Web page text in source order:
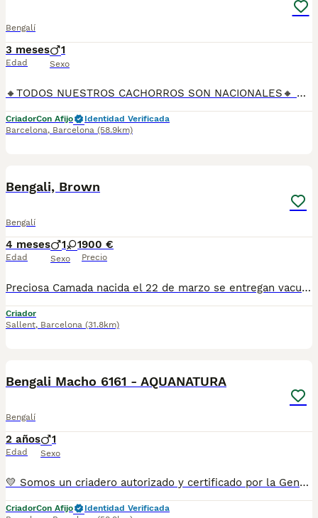
Bengalí
3 meses
Edad
1
Sexo
🔸TODOS NUESTROS CACHORROS SON NACIONALES🔸 Se entregan con sus vacunas, desparasitaciones internas y externas, microchip y su registro, cartilla sanitaria, contrato de garantías, toda su documentación legal y factura. ✅ Somos un criadero familiar autorizado y certificado por la Generalitat de Catalunya bajo el número de Núcleo Zoológico G25/00314. 💙 Con más de 30 años promoviendo la cría responsable. PARA MÁS INFORMACIÓN: ☎️ TIENDA 933095977 📱 CRIADERO 685878504 📱 WHATSAPP 674320847 🐶 Puedes conocer a los cachorros en persona (cita previa) 💻 Fotos y vídeos www.aquanatura.es 🚙 Hacemos envíos 💰 Financiamos 📌 Calle Roger de Flor 45, muy cerca del Arc de Triomf de Barcelona, de Lunes a Sábados. AQUANATURA
CriadorCon Afijo
Identidad Verificada
Barcelona, Barcelona (58.9km)
Bengali, Brown
Bengalí
4 meses
Edad
1 1
Sexo
900 €
Precio
Preciosa Camada nacida el 22 de marzo se entregan vacunados, desparasitado, revisión veterinaria, cartilla y chip y pedigrí. Se pueden ver sin ningún compromiso para más información. Contacte conmigo. Gracias
Criador
Sallent, Barcelona (31.8km)
Bengali Macho 6161 - AQUANATURA
Bengalí
2 años
Edad
1
Sexo
💛 Somos un criadero autorizado y certificado por la Generalitat de Catalunya. 📌 Estamos en la calle Roger de Flor 45, muy cerca del Arc de Triomf de Barcelona, de Lunes a Sábados, desde las 10h hasta las 21:00h. MAS INFO ☎️ 933095977 📱 685878504 FOTOS Y VIDEOS 💻 www.aquanatura.es 🚙 HACEMOS ENVIOS Se entregan vacunados, desparasitados interna y externamente, con microchip y su registro, con cartilla sanitaria y contrato de garantías, bajo la supervisión de nuestro equipo veterinario.
CriadorCon Afijo
Identidad Verificada